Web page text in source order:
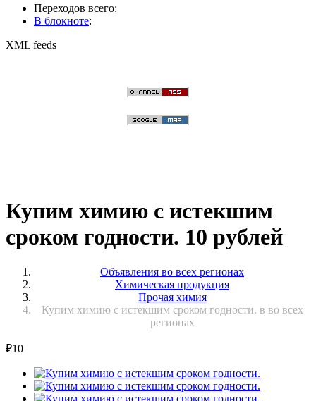
Переходов всего:
В блокноте:
XML feeds
Купим химию с истекшим
сроком годности. 10 рублей
Объявления во всех регионах
Химическая продукция
Прочая химия
Купим химию с истекшим сроком годности. в во всех
регионах
₽10